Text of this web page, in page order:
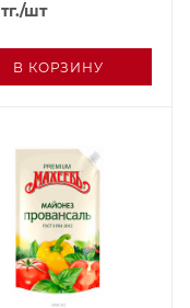
тг./шт
В КОРЗИНУ